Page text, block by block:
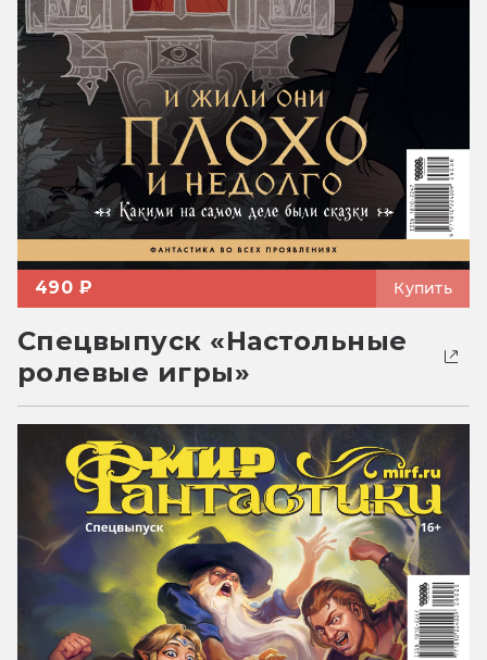
490 ₽ Купить
Спецвыпуск «Настольные
ролевые игры»